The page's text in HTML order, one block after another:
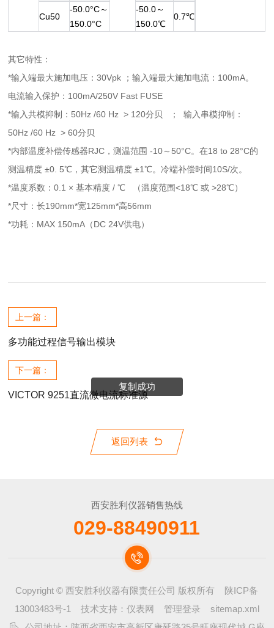
Cu50
-50.0°C～
150.0°C
-50.0～
150.0℃
0.7℃
其它特性：
*输入端最大施加电压：30Vpk ；输入端最大施加电流：100mA。
电流输入保护：100mA/250V Fast FUSE
*输入共模抑制：50Hz /60 Hz > 120分贝 ； 输入串模抑制：
50Hz /60 Hz > 60分贝
*内部温度补偿传感器RJC，测温范围 -10～50°C。在18 to 28°C的
测温精度 ±0. 5℃，其它测温精度 ±1℃。冷端补偿时间10S/次。
*温度系数：0.1 × 基本精度 / ℃ （温度范围<18℃ 或 >28℃）
*尺寸：长190mm*宽125mm*高56mm
*功耗：MAX 150mA（DC 24V供电）
复制成功
上一篇：
多功能过程信号输出模块
下一篇：
VICTOR 9251直流微电流标准源
返回列表
西安胜利仪器销售热线
029-88490911
Copyright © 西安胜利仪器有限责任公司 版权所有 陕ICP备
13003483号-1
技术支持： 仪表网 管理登录
sitemap.xml